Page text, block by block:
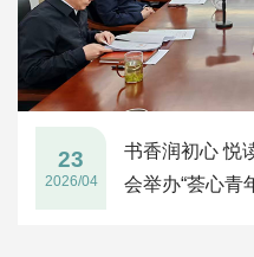
书香润初心 悦
会举办“荟心青
23
2026/04